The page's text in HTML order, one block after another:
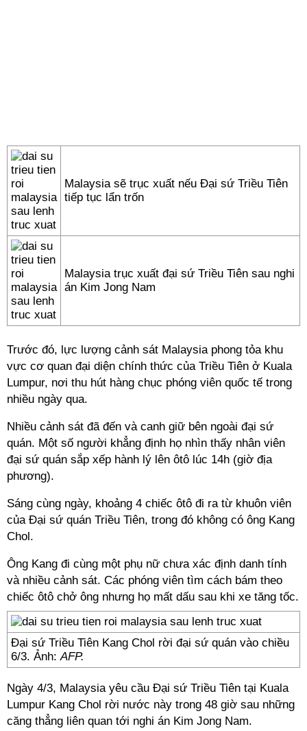
Malaysia sẽ trục xuất nếu Đại sứ Triều Tiên
tiếp tục lẩn trốn
Malaysia trục xuất đại sứ Triều Tiên sau nghi
án Kim Jong Nam
Trước đó, lực lượng cảnh sát Malaysia phong tỏa khu
vực cơ quan đại diện chính thức của Triều Tiên ở Kuala
Lumpur, nơi thu hút hàng chục phóng viên quốc tế trong
nhiều ngày qua.
Nhiều cảnh sát đã đến và canh giữ bên ngoài đại sứ
quán. Một số người khẳng định họ nhìn thấy nhân viên
đại sứ quán sắp xếp hành lý lên ôtô lúc 14h (giờ địa
phương).
Sáng cùng ngày, khoảng 4 chiếc ôtô đi ra từ khuôn viên
của Đại sứ quán Triều Tiên, trong đó không có ông Kang
Chol.
Ông Kang đi cùng một phụ nữ chưa xác định danh tính
và nhiều cảnh sát. Các phóng viên tìm cách bám theo
chiếc ôtô chở ông nhưng họ mất dấu sau khi xe tăng tốc.
Đại sứ Triều Tiên Kang Chol rời đại sứ quán vào chiều
6/3. Ảnh:AFP.
Ngày 4/3, Malaysia yêu cầu Đại sứ Triều Tiên tại Kuala
Lumpur Kang Chol rời nước này trong 48 giờ sau những
căng thẳng liên quan tới nghi án Kim Jong Nam.